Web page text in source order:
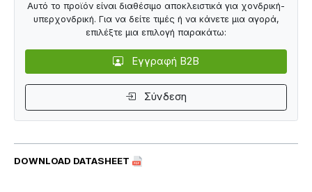
DOWNLOAD DATASHEET
Αυτό το προϊόν είναι διαθέσιμο αποκλειστικά για χονδρική-
υπερχονδρική. Για να δείτε τιμές ή να κάνετε μια αγορά,
επιλέξτε μια επιλογή παρακάτω:
Εγγραφή B2B
Σύνδεση